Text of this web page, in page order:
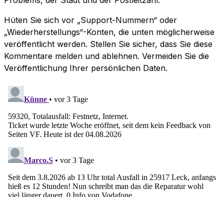
Hüten Sie sich vor „Support-Nummern“ oder
„Wiederherstellungs“-Konten, die unten möglicherweise
veröffentlicht werden. Stellen Sie sicher, dass Sie diese
Kommentare melden und ablehnen. Vermeiden Sie die
Veröffentlichung Ihrer persönlichen Daten.